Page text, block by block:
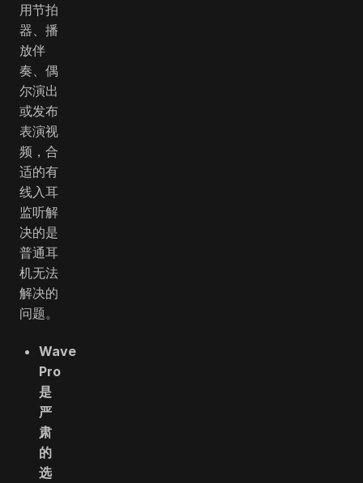
用节拍
器、播
放伴
奏、偶
尔演出
或发布
表演视
频，合
适的有
线入耳
监听解
决的是
普通耳
机无法
解决的
问题。
Wave
Pro
是
严
肃
的
选